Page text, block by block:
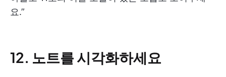
요.”
12. 노트를 시각화하세요